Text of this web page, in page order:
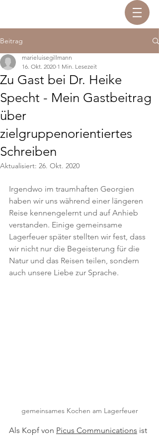
Beitrag
Zu Gast bei Dr. Heike
Specht - Mein Gastbeitrag
über
zielgruppenorientiertes
Schreiben
marieluisegillmann
16. Okt. 2020 1 Min. Lesezeit
Aktualisiert: 26. Okt. 2020
Irgendwo im traumhaften Georgien
haben wir uns während einer längeren
Reise kennengelernt und auf Anhieb
verstanden. Einige gemeinsame
Lagerfeuer später stellten wir fest, dass
wir nicht nur die Begeisterung für die
Natur und das Reisen teilen, sondern
auch unsere Liebe zur Sprache.
gemeinsames Kochen am Lagerfeuer
Als Kopf von Picus Communications ist